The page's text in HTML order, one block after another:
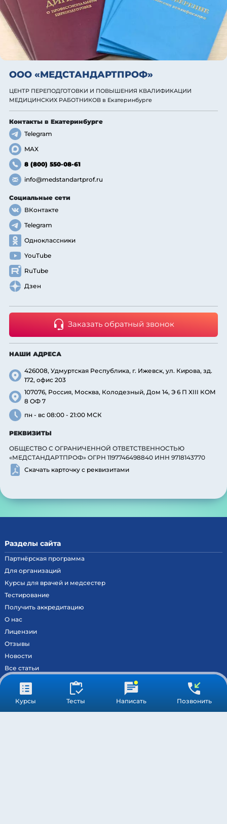
Курсы Тесты Написать Позвонить
ООО «МЕДСТАНДАРТПРОФ»
ЦЕНТР ПЕРЕПОДГОТОВКИ И ПОВЫШЕНИЯ КВАЛИФИКАЦИИ
МЕДИЦИНСКИХ РАБОТНИКОВ в Екатеринбурге
Контакты в Екатеринбурге
Telegram
MAX
8 (800) 550-08-61
info@medstandartprof.ru
Социальные сети
ВКонтакте
Telegram
Одноклассники
YouTube
RuTube
Дзен
Заказать обратный звонок
НАШИ АДРЕСА
426008, Удмуртская Республика, г. Ижевск, ул. Кирова, зд.
172, офис 203
107076, Россия, Москва, Колодезный, Дом 14, Э 6 П XIII КОМ
8 ОФ 7
пн - вс 08:00 - 21:00 МСК
РЕКВИЗИТЫ
ОБЩЕСТВО С ОГРАНИЧЕННОЙ ОТВЕТСТВЕННОСТЬЮ
«МЕДСТАНДАРТПРОФ» ОГРН 1197746498840 ИНН 9718143770
Скачать карточку с реквизитами
Разделы сайта
Партнёрская программа
Для организаций
Курсы для врачей и медсестер
Тестирование
Получить аккредитацию
О нас
Лицензии
Отзывы
Новости
Все статьи
Вход на образовательный портал
Сведения